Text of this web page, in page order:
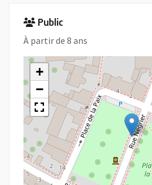
Public
À partir de 8 ans
+
−